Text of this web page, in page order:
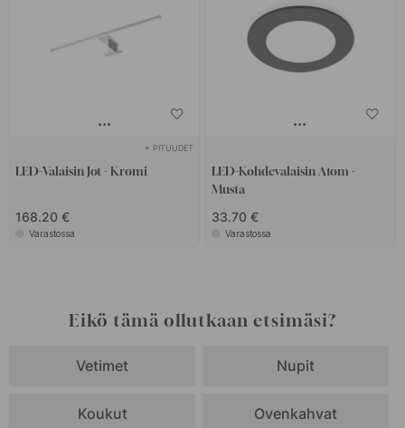
+ PITUUDET
LED-Valaisin Jot - Kromi
168.20 €
Varastossa
LED-Kohdevalaisin Atom -
Musta
33.70 €
Varastossa
Eikö tämä ollutkaan etsimäsi?
Vetimet Nupit
Koukut Ovenkahvat